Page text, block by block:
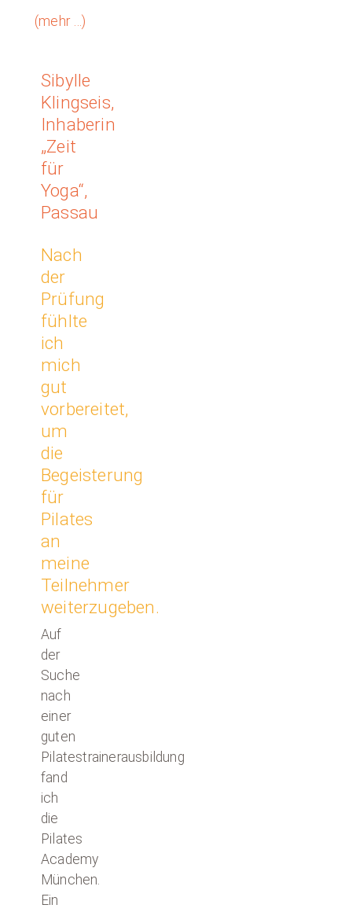
(mehr …)
Sibylle
Klingseis,
Inhaberin
„Zeit
für
Yoga“,
Passau
Nach
der
Prüfung
fühlte
ich
mich
gut
vorbereitet,
um
die
Begeisterung
für
Pilates
an
meine
Teilnehmer
weiterzugeben.
Auf
der
Suche
nach
einer
guten
Pilatestrainerausbildung
fand
ich
die
Pilates
Academy
München.
Ein